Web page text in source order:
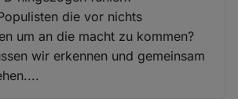
die vor nichts
um an die macht zu kommen?
wir erkennen und gemeinsam